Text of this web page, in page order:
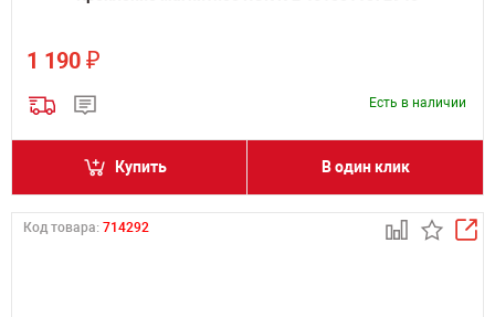
1 190 ₽
Есть в наличии
Купить В один клик
Код товара: 714292